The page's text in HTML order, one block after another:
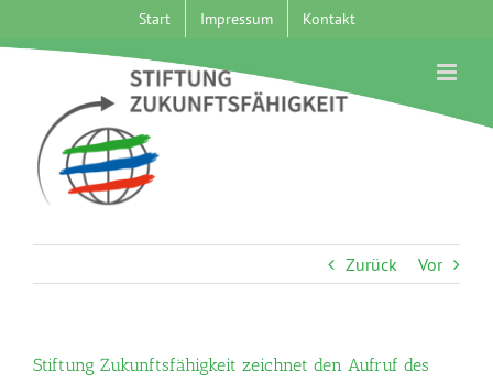
Start Impressum Kontakt
Zurück Vor
Stiftung Zukunftsfähigkeit zeichnet den Aufruf des